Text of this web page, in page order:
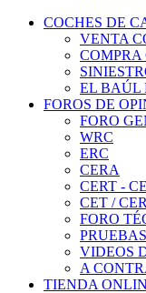
COCHES DE
VENTA
COMPRA
EL BAÚL
FOROS DE
FORO
WRC
ERC
CERA
CERT -
CET / CER
FORO
VIDEOS
A
TIENDA